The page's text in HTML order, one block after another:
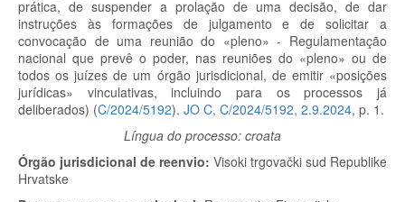
prática, de suspender a prolação de uma decisão, de dar
instruções às formações de julgamento e de solicitar a
convocação de uma reunião do «pleno» - Regulamentação
nacional que prevê o poder, nas reuniões do «pleno» ou de
todos os juízes de um órgão jurisdicional, de emitir «posições
jurídicas» vinculativas, incluindo para os processos já
deliberados) (C/2024/5192). JO C, C/2024/5192, 2.9.2024, p. 1.
Língua do processo: croata
Órgão jurisdicional de reenvio: Visoki trgovački sud Republike
Hrvatske